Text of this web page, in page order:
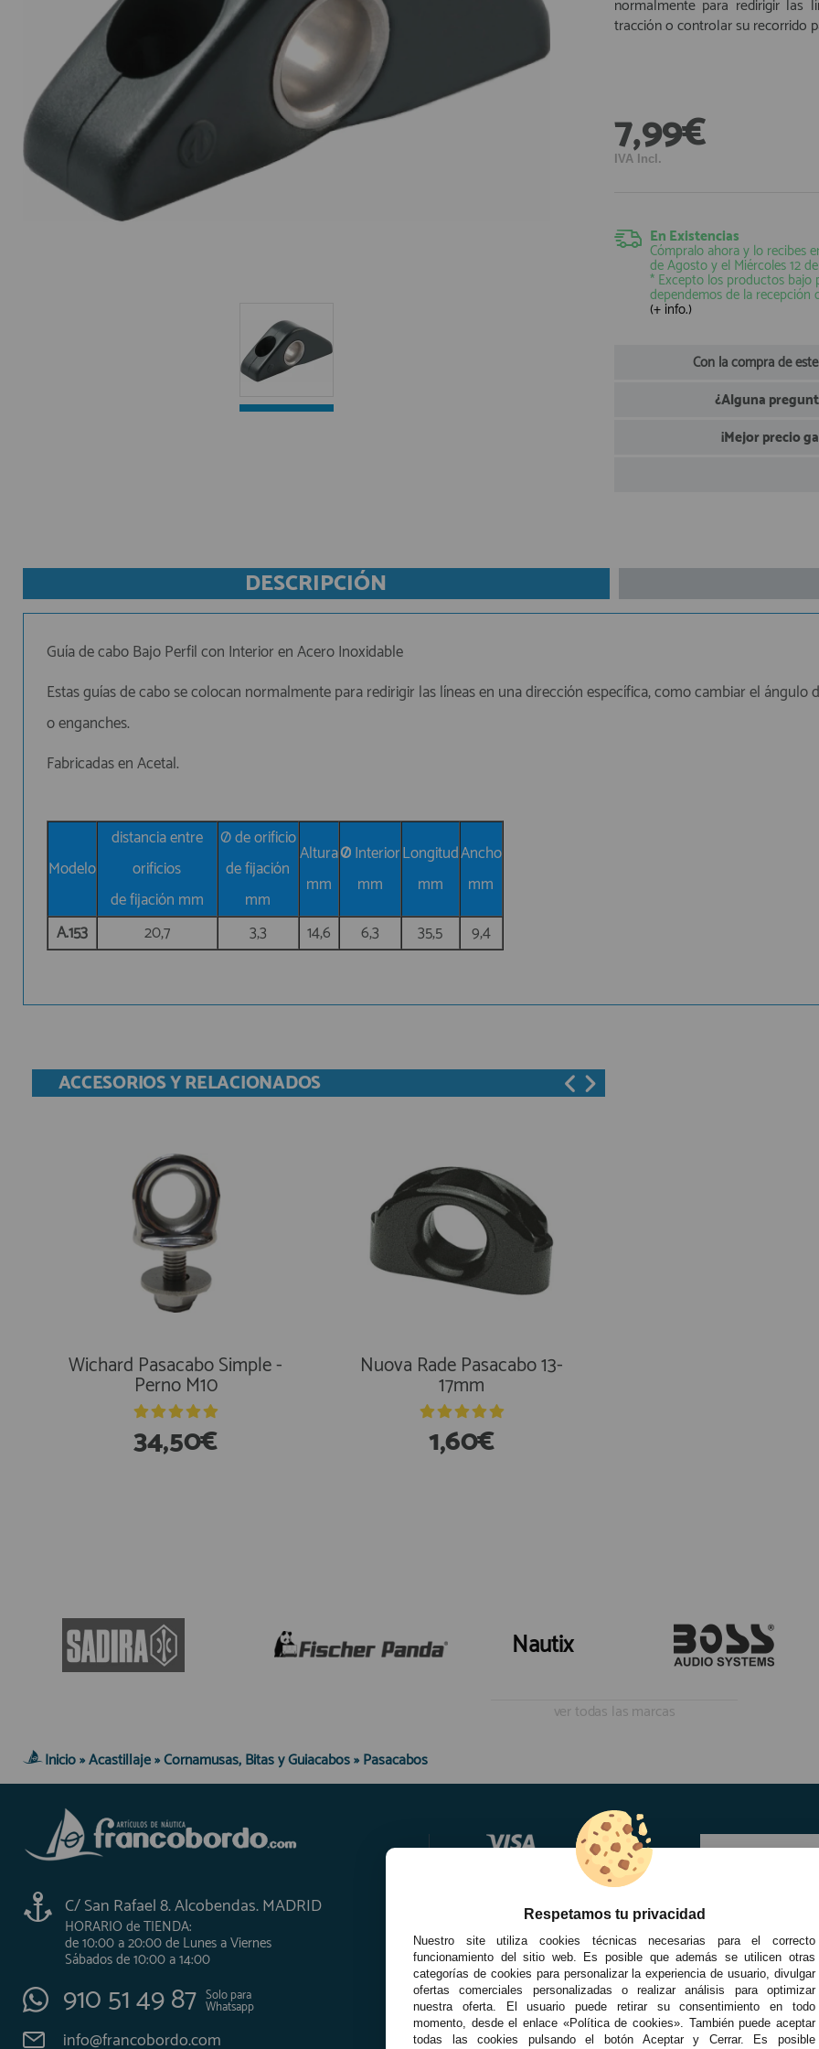
Equipo Personal
Fondeo y Amarre
Fundas, Lonas y Toldos
Kayaks
Libros
Mantenimiento y Limpieza
Motonautica
Motores
HORARIO de TIENDA:
910 51 49 87
info@francobordo.com
normalmente para redirigir las
tracción o controlar su recorrido
7,99€
IVA Incl.
En Existencias
Cómpralo ahora y lo recibes
de Agostoy el Miércoles 12
* Excepto los productos bajo
dependemos de la recepción
(+ info.)
Con la compra de
¿Alguna
¡Mejor precio
DESCRIPCIÓN
Guía de cabo Bajo Perfil con Interior en Acero Inoxidable
Estas guías de cabo se colocan normalmente para redirigir las líneas en una dirección específica, como cambiar el
o enganches.
Fabricadas en Acetal.
Modelo
distancia entre
orificios
de fijación mm
Ø de orificio
de fijación
mm
Altura
mm
ØInterior
mm
Longitud
mm
Ancho
mm
A.153
20,7 3,3 14,6 6,3 35,5 9,4
ACCESORIOS Y RELACIONADOS
Wichard Pasacabo Simple -
Perno M10
34,50€
Nuova Rade Pasacabo 13-
17mm
1,60€
Nautix
ver todas las marcas
Inicio»Acastillaje»Cornamusas, Bitas y Guiacabos» Pasacabos
C/ San Rafael 8. Alcobendas. MADRID
HORARIO de TIENDA:
de 10:00 a 20:00 de Lunes a Viernes
Sábados de 10:00 a 14:00
910 51 49 87 Solo para
Whatsapp
info@francobordo.com
Respetamos tu privacidad
Nuestro site utiliza cookies técnicas necesarias para el correcto
funcionamiento del sitio web. Es posible que además se utilicen otras
categorías de cookies para personalizar la experiencia de usuario, divulgar
ofertas comerciales personalizadas o realizar análisis para optimizar
nuestra oferta. El usuario puede retirar su consentimiento en todo
momento, desde el enlace «Política de cookies». También puede aceptar
todas las cookies pulsando el botón Aceptar y Cerrar. Es posible